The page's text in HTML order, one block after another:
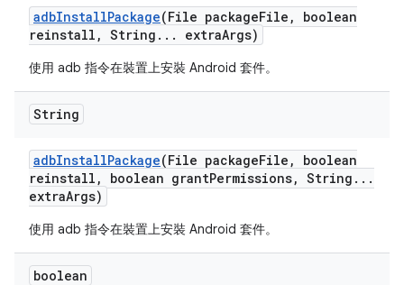
adbInstallPackage(File packageFile ,
boolean
reinstall , String . . . extraArgs)
使用 adb 指令在裝置上安裝 Android 套件。
String
adbInstallPackage(File packageFile ,
boolean
reinstall , boolean grantPermissions, String . . .
extraArgs)
使用 adb 指令在裝置上安裝 Android 套件。
boolean